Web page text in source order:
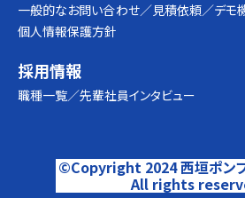
一般的なお問い合わせ 見積依頼 デモ
個人情報保護方針
採用情報
職種一覧 先輩社員インタビュー
©Copyright 2024 西垣ポン
All rights